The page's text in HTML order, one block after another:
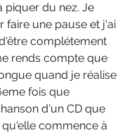
piquer du nez. Je
faire une pause et j'ai
complétement
rends compte que
quand je réalise
fois que
d'un CD que
qu'elle commence à